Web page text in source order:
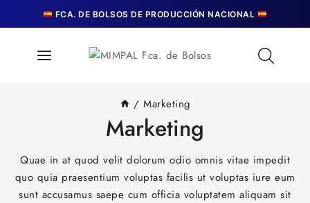
to
FCA. DE BOLSOS DE PRODUCCIÓN NACIONAL
/ Marketing
Marketing
Quae in at quod velit dolorum odio omnis vitae impedit
quo quia praesentium voluptas facilis ut voluptas iure eum
sunt accusamus saepe cum officia voluptatem aliquam sit